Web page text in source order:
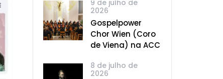
9 de julho de
2026
Gospelpower
Chor Wien (Coro
de Viena) na ACC
8 de julho de
2026